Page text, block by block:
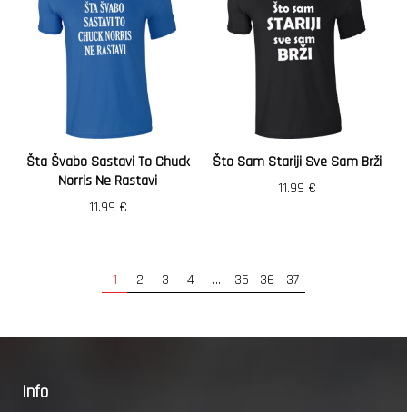
Šta Švabo Sastavi To Chuck
Norris Ne Rastavi
11.99 €
Što Sam Stariji Sve Sam Brži
11.99 €
1 2 3 4 … 35 36 37
Info